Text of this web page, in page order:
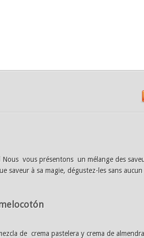
Nous vous présentons un mélange des
saveur à sa magie, dégustez-les sans aucun
de crema pastelera y crema de